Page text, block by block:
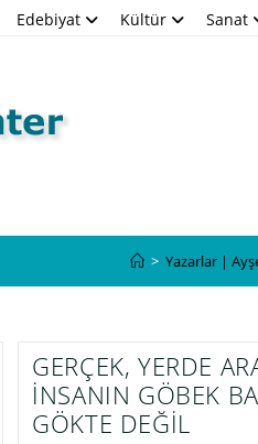
Edebiyat Kültür Sanat
> Yazarlar |
GERÇEK, YERDE
İNSANIN GÖBEK
GÖKTE DEĞİL